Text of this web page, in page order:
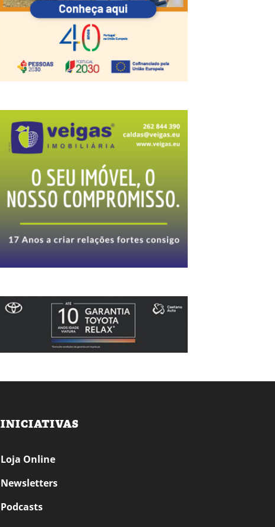
INICIATIVAS
Loja Online
Newsletters
Podcasts